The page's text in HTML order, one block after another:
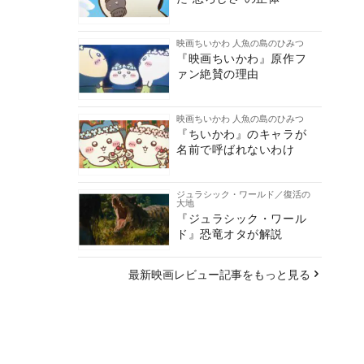
映画ちいかわ 人魚の島のひみつ
『映画ちいかわ』原作フ
ァン絶賛の理由
映画ちいかわ 人魚の島のひみつ
『ちいかわ』のキャラが
名前で呼ばれないわけ
ジュラシック・ワールド／復活の
大地
『ジュラシック・ワール
ド』恐竜オタが解説
最新映画レビュー記事をもっと見る